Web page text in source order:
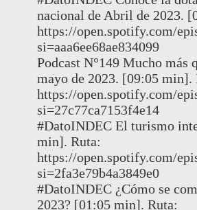
nacional de Abril de 2023.
https://open.spotify.com/
si=aaa6ee68ae834099
Podcast N°149 Mucho más
mayo de 2023. [09:05 min].
https://open.spotify.com/
si=27c77ca7153f4e14
#DatoINDEC El turismo
min]. Ruta:
https://open.spotify.com/
si=2fa3e79b4a3849e0
#DatoINDEC ¿Cómo se
2023? [01:05 min]. Ruta: